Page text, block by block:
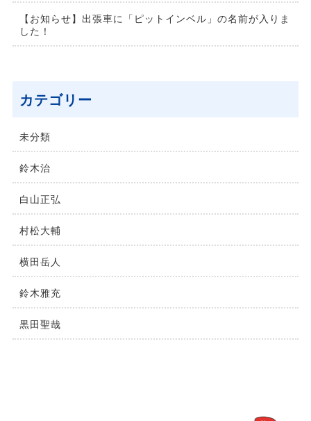
【お知らせ】出張車に「ピットインベル」の名前が入りま
した！
カテゴリー
未分類
鈴⽊治
⽩⼭正弘
村松⼤輔
横⽥岳⼈
鈴木雅充
黒田聖哉